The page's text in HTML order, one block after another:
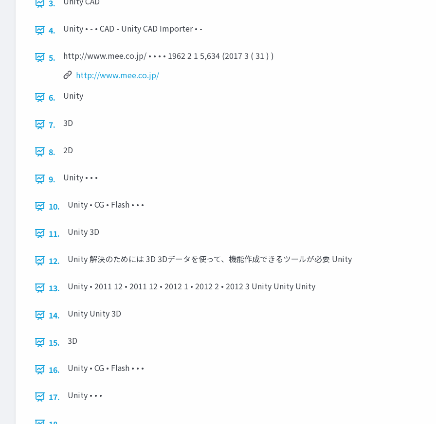
3.
4. Unity • - • CAD - Unity CAD Importer • -
5.
http://www.mee.co.jp/ • • • • 1962 2 1 5,634 (2017 3 ( 31 ) )
http://www.mee.co.jp/
6.
Unity
7. 3D
8. 2D
9. Unity • • •
10. Unity • CG • Flash • • •
11. Unity 3D
12. Unity 解決のためには 3D 3Dデータを使って、機能作成できるツールが必要 Unity
13. Unity • 2011 12 • 2011 12 • 2012 1 • 2012 2 • 2012 3 Unity Unity Unity
14. Unity Unity 3D
15. 3D
16. Unity • CG • Flash • • •
17. Unity • • •